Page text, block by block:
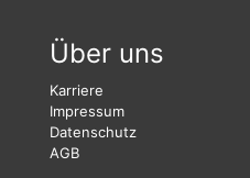
Über uns
Karriere
Impressum
Datenschutz
AGB